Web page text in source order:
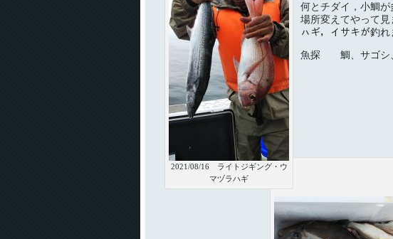
2021/08/16 ライトジギング・ウ
マヅラハギ
何とチダイ，小鯛が
場所変えてやって見
ㇵギ，イサキが釣れ
魚探 鯛、サゴシ